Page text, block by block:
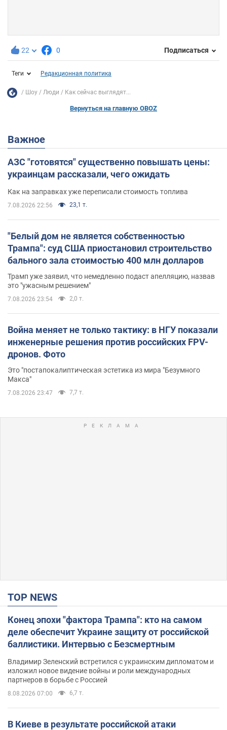
22 0 Подписаться
Теги Редакционная политика
Шоу Люди Как сейчас выглядят...
Вернуться на главную OBOZ
Важное
АЗС "готовятся" существенно повышать цены:
украинцам рассказали, чего ожидать
Как на заправках уже переписали стоимость топлива
7.08.2026 22:56 23,1 т.
"Белый дом не является собственностью
Трампа": суд США приостановил строительство
бального зала стоимостью 400 млн долларов
Трамп уже заявил, что немедленно подаст апелляцию, назвав
это "ужасным решением"
7.08.2026 23:54 2,0 т.
Война меняет не только тактику: в НГУ показали
инженерные решения против российских FPV-
дронов. Фото
Это "постапокалиптическая эстетика из мира "Безумного
Макса"
7.08.2026 23:47 7,7 т.
TOP NEWS
Конец эпохи "фактора Трампа": кто на самом
деле обеспечит Украине защиту от российской
баллистики. Интервью с Безсмертным
Владимир Зеленский встретился с украинским дипломатом и
изложил новое видение войны и роли международных
партнеров в борьбе с Россией
8.08.2026 07:00 6,7 т.
В Киеве в результате российской атаки